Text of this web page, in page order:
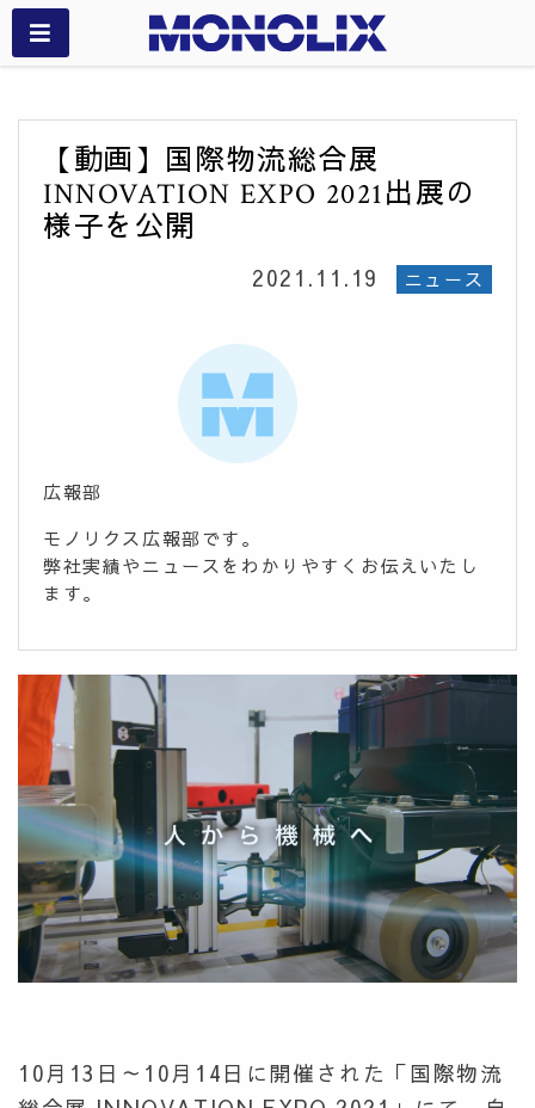
【動画】国際物流総合展
INNOVATION EXPO 2021出展の
様子を公開
2021.11.19 ニュース
広報部
モノリクス広報部です。
弊社実績やニュースをわかりやすくお伝えいたし
ます。
10月13日～10月14日に開催された「国際物流